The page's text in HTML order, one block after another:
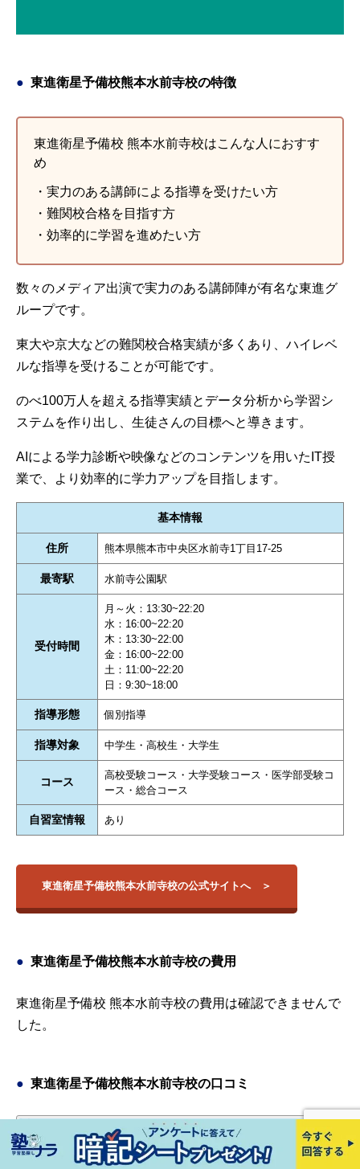
東進衛星予備校熊本水前寺校の特徴
東進衛星予備校 熊本水前寺校はこんな人におすす
め
・実力のある講師による指導を受けたい方
・難関校合格を目指す方
・効率的に学習を進めたい方
数々のメディア出演で実力のある講師陣が有名な東進グ
ループです。
東大や京大などの難関校合格実績が多くあり、ハイレベ
ルな指導を受けることが可能です。
のべ100万人を超える指導実績とデータ分析から学習シ
ステムを作り出し、生徒さんの目標へと導きます。
AIによる学力診断や映像などのコンテンツを用いたIT授
業で、より効率的に学力アップを目指します。
基本情報
住所 熊本県熊本市中央区水前寺1丁目17-25
最寄駅 水前寺公園駅
受付時間
月～火：13:30~22:20
水：16:00~22:20
木：13:30~22:00
金：16:00~22:00
土：11:00~22:20
日：9:30~18:00
指導形態 個別指導
指導対象 中学生・高校生・大学生
コース
高校受験コース・大学受験コース・医学部受験コ
ース・総合コース
自習室情報 あり
東進衛星予備校熊本水前寺校の公式サイトへ
東進衛星予備校熊本水前寺校の費用
東進衛星予備校 熊本水前寺校の費用は確認できませんで
した。
東進衛星予備校熊本水前寺校の口コミ
口コミ①